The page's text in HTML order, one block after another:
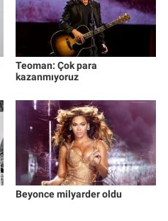
Teoman: Çok para
kazanmıyoruz
Beyonce milyarder oldu